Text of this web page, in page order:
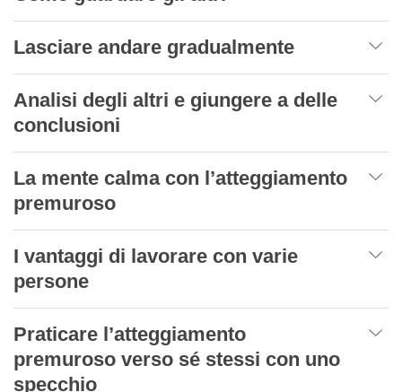
Lasciare andare gradualmente
Analisi degli altri e giungere a delle
conclusioni
La mente calma con l’atteggiamento
premuroso
I vantaggi di lavorare con varie
persone
Praticare l’atteggiamento
premuroso verso sé stessi con uno
specchio